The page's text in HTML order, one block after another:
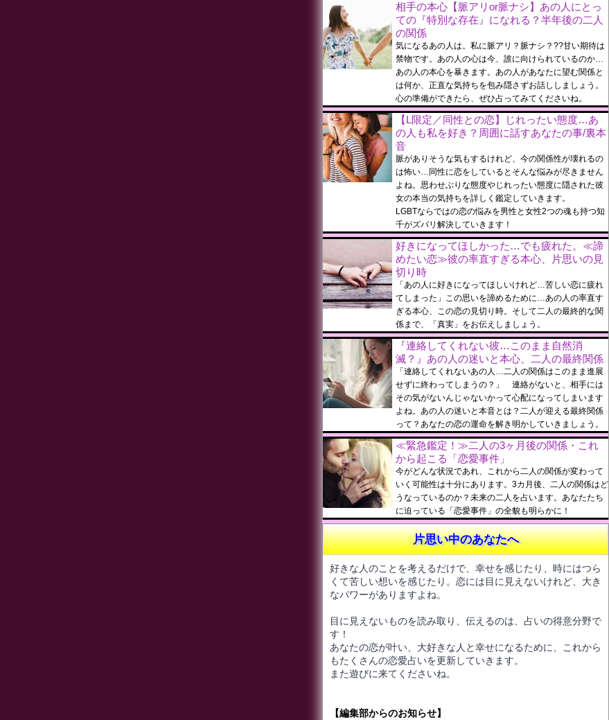
相手の本心【脈アリor脈ナシ】あの人にとっ
ての『特別な存在』になれる？半年後の二人
の関係
気になるあの人は。私に脈アリ？脈ナシ？??甘い期待は
禁物です。あの人の心は今、誰に向けられているのか…
あの人の本心を暴きます。あの人があなたに望む関係と
は何か、正直な気持ちを包み隠さずお話ししましょう。
心の準備ができたら、ぜひ占ってみてくださいね。
【L限定／同性との恋】じれったい態度…あ
の人も私を好き？周囲に話すあなたの事/裏本
音
脈がありそうな気もするけれど、今の関係性が壊れるの
は怖い…同性に恋をしているとそんな悩みが尽きません
よね。思わせぶりな態度やじれったい態度に隠された彼
女の本当の気持ちを詳しく鑑定していきます。
LGBTならではの恋の悩みを男性と女性2つの魂も持つ知
千がズバリ解決していきます！
好きになってほしかった…でも疲れた。≪諦
めたい恋≫彼の率直すぎる本心、片思いの見
切り時
「あの人に好きになってほしいけれど…苦しい恋に疲れ
てしまった」この思いを諦めるために…あの人の率直す
ぎる本心、この恋の見切り時。そして二人の最終的な関
係まで、「真実」をお伝えしましょう。
『連絡してくれない彼…このまま自然消
滅？』あの人の迷いと本心、二人の最終関係
「連絡してくれないあの人…二人の関係はこのまま進展
せずに終わってしまうの？」 連絡がないと、相手には
その気がないんじゃないかって心配になってしまいます
よね。あの人の迷いと本音とは？二人が迎える最終関係
って？あなたの恋の運命を解き明かしていきましょう。
≪緊急鑑定！≫二人の3ヶ月後の関係・これ
から起こる「恋愛事件」
今がどんな状況であれ、これから二人の関係が変わって
いく可能性は十分にあります。3カ月後、二人の関係はど
うなっているのか？未来の二人を占います。あなたたち
に迫っている「恋愛事件」の全貌も明らかに！
片思い中のあなたへ
好きな人のことを考えるだけで、幸せを感じたり、時にはつら
くて苦しい想いを感じたり。恋には目に見えないけれど、大き
なパワーがありますよね。
目に見えないものを読み取り、伝えるのは、占いの得意分野で
す！
あなたの恋が叶い、大好きな人と幸せになるために、これから
もたくさんの恋愛占いを更新していきます。
また遊びに来てくださいね。
【編集部からのお知らせ】